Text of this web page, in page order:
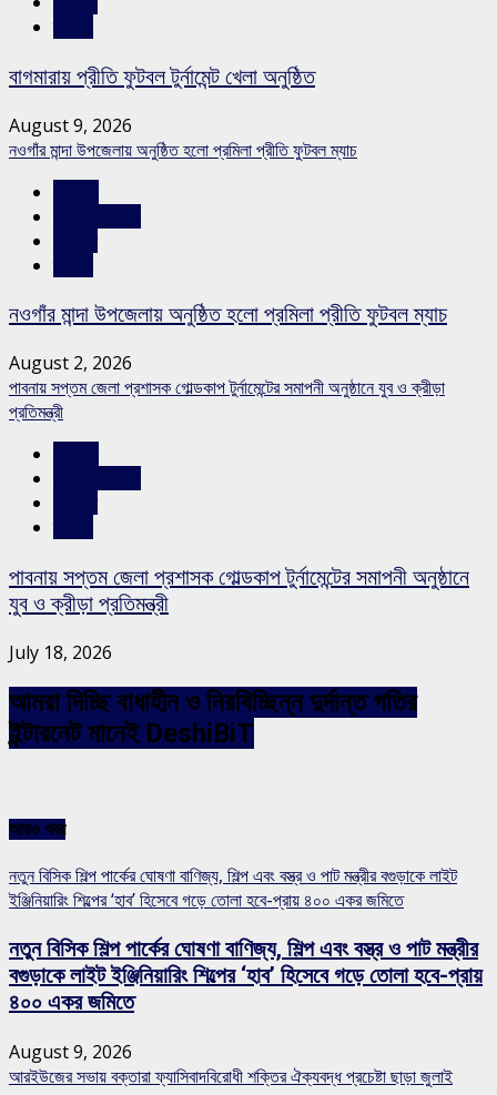
বাগমারায় প্রীতি ফুটবল টুর্নামেন্ট খেলা অনুষ্ঠিত
August 9, 2026
নওগাঁর মান্দা উপজেলায় অনুষ্ঠিত হলো প্রমিলা প্রীতি ফুটবল ম্যাচ
নওগাঁর মান্দা উপজেলায় অনুষ্ঠিত হলো প্রমিলা প্রীতি ফুটবল ম্যাচ
August 2, 2026
পাবনায় সপ্তম জেলা প্রশাসক গোল্ডকাপ টুর্নামেন্টের সমাপনী অনুষ্ঠানে যুব ও ক্রীড়া
প্রতিমন্ত্রী
পাবনায় সপ্তম জেলা প্রশাসক গোল্ডকাপ টুর্নামেন্টের সমাপনী অনুষ্ঠানে
যুব ও ক্রীড়া প্রতিমন্ত্রী
July 18, 2026
আমরা দিচ্ছি বাধাহীন ও নিরবিচ্ছিন্ন দুর্দান্ত গতির
ইন্টারনেট মানেই DeshiBiT
আরও খবর
নতুন বিসিক শিল্প পার্কের ঘোষণা বাণিজ্য, শিল্প এবং বস্ত্র ও পাট মন্ত্রীর বগুড়াকে লাইট
ইঞ্জিনিয়ারিং শিল্পের ‘হাব’ হিসেবে গড়ে তোলা হবে-প্রায় ৪০০ একর জমিতে
নতুন বিসিক শিল্প পার্কের ঘোষণা বাণিজ্য, শিল্প এবং বস্ত্র ও পাট মন্ত্রীর
বগুড়াকে লাইট ইঞ্জিনিয়ারিং শিল্পের ‘হাব’ হিসেবে গড়ে তোলা হবে-প্রায়
৪০০ একর জমিতে
August 9, 2026
আরইউজের সভায় বক্তারা ফ্যাসিবাদবিরোধী শক্তির ঐক্যবদ্ধ প্রচেষ্টা ছাড়া জুলাই